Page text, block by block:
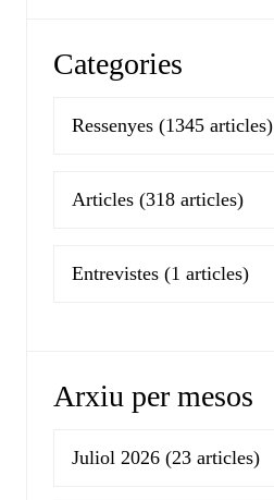
Categories
Ressenyes (1345 articles)
Articles (318 articles)
Entrevistes (1 articles)
Arxiu per mesos
Juliol 2026 (23 articles)